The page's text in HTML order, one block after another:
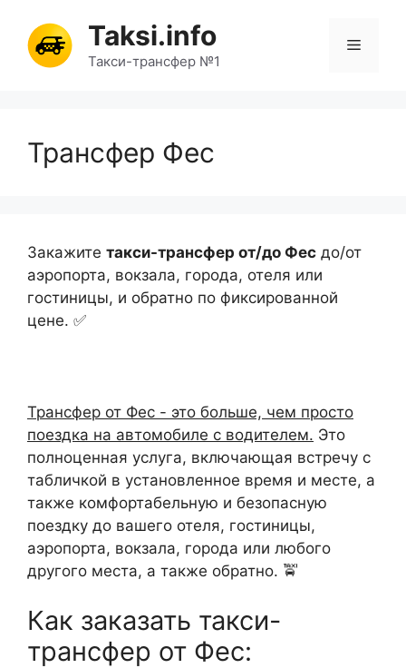
содержимому
Taksi.info
Такси-трансфер №1
Меню
Трансфер Фес
Закажите такси-трансфер от/до Фес до/от
аэропорта, вокзала, города, отеля или
гостиницы, и обратно по фиксированной
цене. ✅
Трансфер от Фес - это больше, чем просто
поездка на автомобиле с водителем. Это
полноценная услуга, включающая встречу с
табличкой в установленное время и месте, а
также комфортабельную и безопасную
поездку до вашего отеля, гостиницы,
аэропорта, вокзала, города или любого
другого места, а также обратно. 🚖
Как заказать такси-
трансфер от Фес: